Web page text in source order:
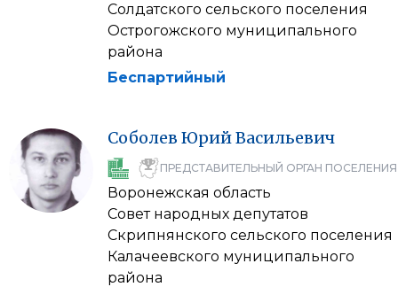
Солдатского сельского поселения
Острогожского муниципального
района
Беспартийный
Соболев ЮрийВасильевич
ПРЕДСТАВИТЕЛЬНЫЙ ОРГАН ПОСЕЛЕНИЯ
Воронежская область
Совет народных депутатов
Скрипнянского сельского поселения
Калачеевского муниципального
района